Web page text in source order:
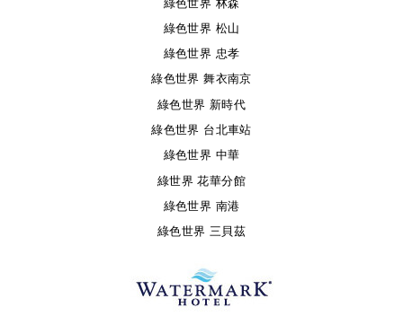
綠色世界 林森
綠色世界 松山
綠色世界 忠孝
綠色世界 舞衣南京
綠色世界 新時代
綠色世界 台北車站
綠色世界 中華
綠世界 花華分館
綠色世界 南港
綠色世界 三貝茲